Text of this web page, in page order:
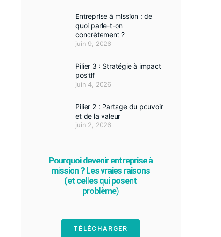
Entreprise à mission : de
quoi parle-t-on
concrètement ?
juin 9, 2026
Pilier 3 : Stratégie à impact
positif
juin 4, 2026
Pilier 2 : Partage du pouvoir
et de la valeur
juin 2, 2026
Pourquoi devenir entreprise à
mission ? Les vraies raisons
(et celles qui posent
problème)
TÉLÉCHARGER